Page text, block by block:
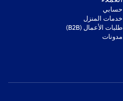
‫حسابي‬
‫خدمات المنزل‬
‫طلبات الأعمال (B2B)‬
مدونات